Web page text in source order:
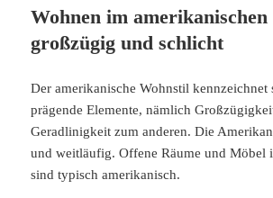
Wohnen im
großzügig und schlicht
Der amerikanische Wohnstil kennzeichnet
prägende Elemente, nämlich
Geradlinigkeit zum anderen. Die
und weitläufig. Offene Räume und Möbel
sind typisch amerikanisch.